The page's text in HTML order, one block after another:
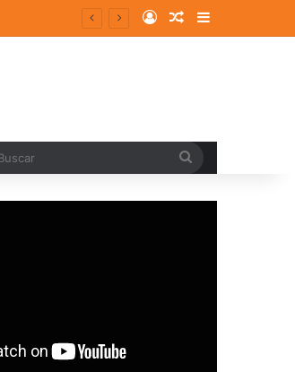
Log InRandom Article
Sidebar